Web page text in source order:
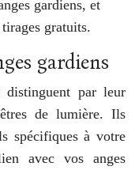
gardiens, et
gratuits.
gardiens
distinguent par leur
de lumière. Ils
spécifiques à votre
avec vos anges